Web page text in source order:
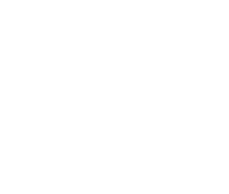
«Respeto a la afición, para
nada, la gente que viene a La